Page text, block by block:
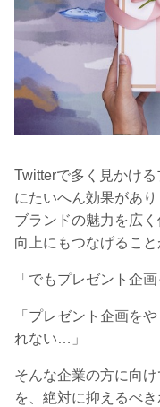
Twitterで多く見かけ
にたいへん効果があ
ブランドの魅力を広
向上にもつなげること
「でもプレゼント企
「プレゼント企画を
れない…」
そんな企業の方に向
を、絶対に抑えるべ